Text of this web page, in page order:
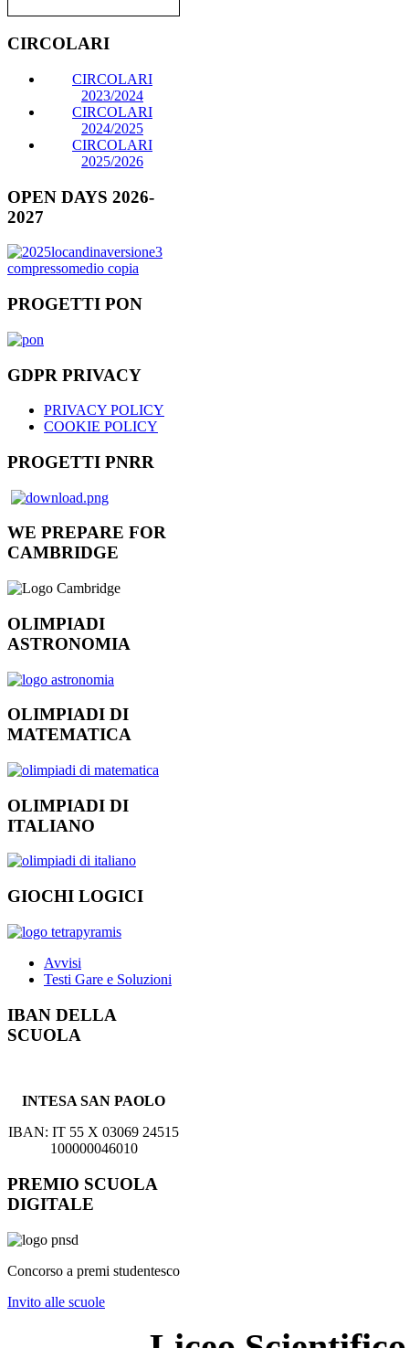
CIRCOLARI
CIRCOLARI
2023/2024
CIRCOLARI
2024/2025
CIRCOLARI
2025/2026
OPEN DAYS 2026-
2027
PROGETTI PON
GDPR PRIVACY
PRIVACY POLICY
COOKIE POLICY
PROGETTI PNRR
WE PREPARE FOR
CAMBRIDGE
OLIMPIADI
ASTRONOMIA
OLIMPIADI DI
MATEMATICA
OLIMPIADI DI
ITALIANO
GIOCHI LOGICI
Avvisi
Testi Gare e Soluzioni
IBAN DELLA
SCUOLA
INTESA SAN PAOLO
IBAN: IT 55 X 03069 24515
100000046010
PREMIO SCUOLA
DIGITALE
Concorso a premi studentesco
Invito alle scuole